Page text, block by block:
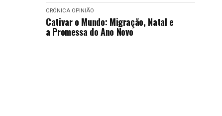
CRÓNICA OPINIÃO
Cativar o Mundo: Migração, Natal e
a Promessa do Ano Novo